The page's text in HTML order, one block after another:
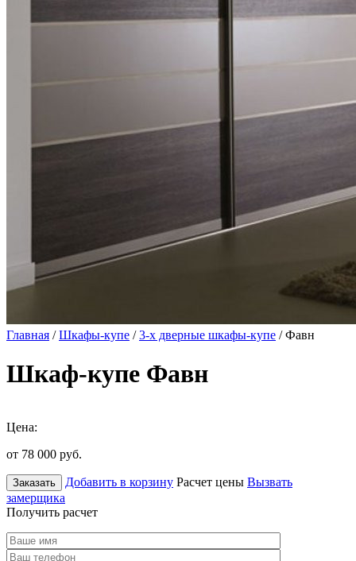
Главная /Шкафы-купе /3-х дверные шкафы-купе / Фавн
Шкаф-купе Фавн
Цена:
от 78 000 руб.
Заказать Добавить в корзину Расчет цены Вызвать
замерщика
Получить расчет